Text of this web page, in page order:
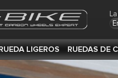
LIGEROS RUEDAS DE